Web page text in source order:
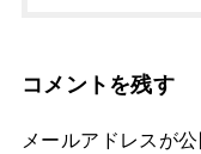
コメントを残す
メールアドレスが